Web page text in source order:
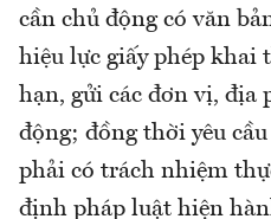
cần chủ động có văn
hiệu lực giấy phép khai
hạn, gửi các đơn vị, địa
động; đồng thời yêu
phải có trách nhiệm
định pháp luật hiện